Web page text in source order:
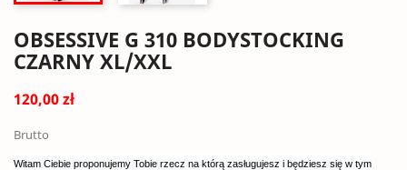
OBSESSIVE G 310 BODYSTOCKING
CZARNY XL/XXL
120,00 zł
Brutto
Witam Ciebie proponujemy Tobie rzecz na którą zasługujesz i będziesz się w tym